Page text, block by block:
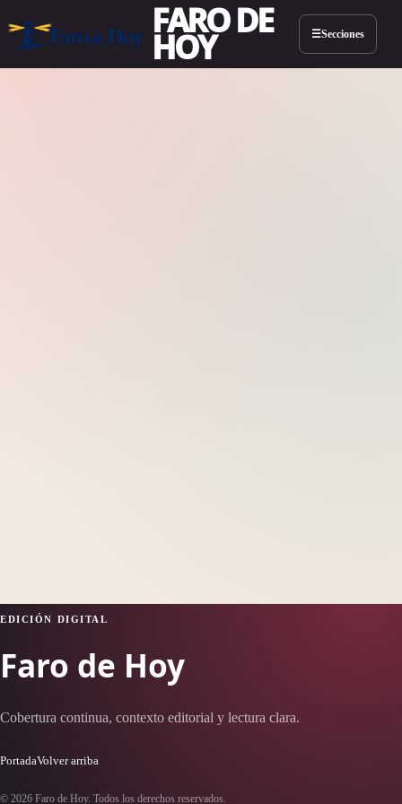
FARO DE
HOY ☰Secciones
EDICIÓN DIGITAL
Faro de Hoy
Cobertura continua, contexto editorial y lectura clara.
PortadaVolver arriba
© 2026 Faro de Hoy. Todos los derechos reservados.